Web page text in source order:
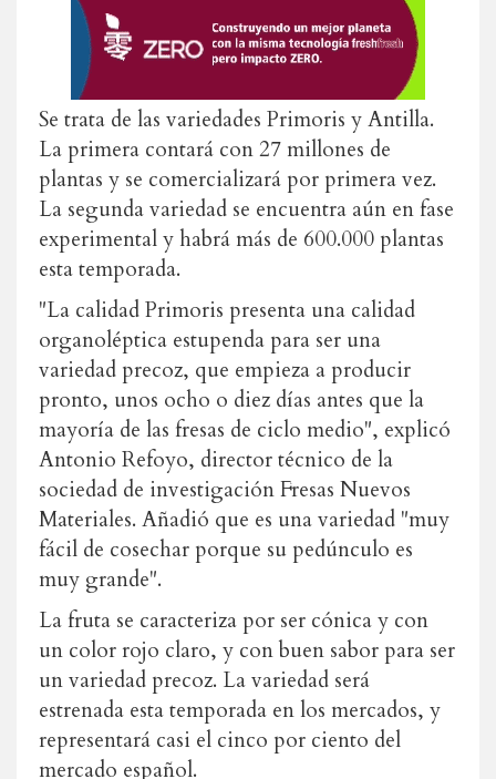
Se trata de las variedades Primoris y Antilla.
La primera contará con 27 millones de
plantas y se comercializará por primera vez.
La segunda variedad se encuentra aún en fase
experimental y habrá más de 600.000 plantas
esta temporada.
"La calidad Primoris presenta una calidad
organoléptica estupenda para ser una
variedad precoz, que empieza a producir
pronto, unos ocho o diez días antes que la
mayoría de las fresas de ciclo medio", explicó
Antonio Refoyo, director técnico de la
sociedad de investigación Fresas Nuevos
Materiales. Añadió que es una variedad "muy
fácil de cosechar porque su pedúnculo es
muy grande".
La fruta se caracteriza por ser cónica y con
un color rojo claro, y con buen sabor para ser
un variedad precoz. La variedad será
estrenada esta temporada en los mercados, y
representará casi el cinco por ciento del
mercado español.